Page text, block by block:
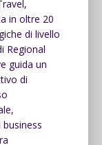
in oltre 20
di livello
Regional
guida un
di
business